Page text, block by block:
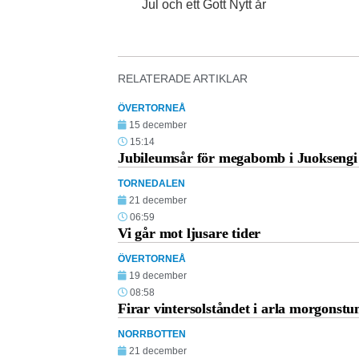
Jul och ett Gott Nytt år
RELATERADE ARTIKLAR
ÖVERTORNEÅ
15 december
15:14
Jubileumsår för megabomb i Juoksengi
TORNEDALEN
21 december
06:59
Vi går mot ljusare tider
ÖVERTORNEÅ
19 december
08:58
Firar vintersolståndet i arla
NORRBOTTEN
21 december